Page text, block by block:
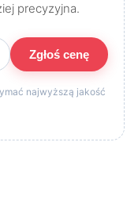
precyzyjna.
Zgłoś cenę
najwyższą jakość